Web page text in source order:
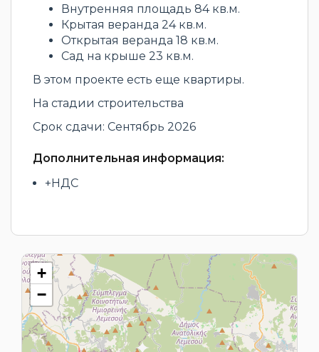
Внутренняя площадь 84 кв.м.
Крытая веранда 24 кв.м.
Открытая веранда 18 кв.м.
Сад на крыше 23 кв.м.
В этом проекте есть еще квартиры.
На стадии строительства
Срок сдачи: Сентябрь 2026
Дополнительная информация:
+НДС
+
−